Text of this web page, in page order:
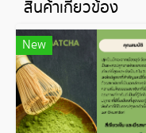
สินค้าเกี่ยวข้อง
New